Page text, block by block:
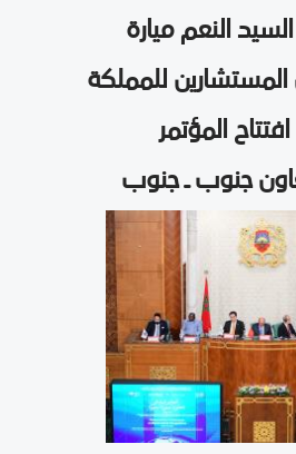
النعم ميارة
للمملكة
المؤتمر
جنوب ـ جنوب